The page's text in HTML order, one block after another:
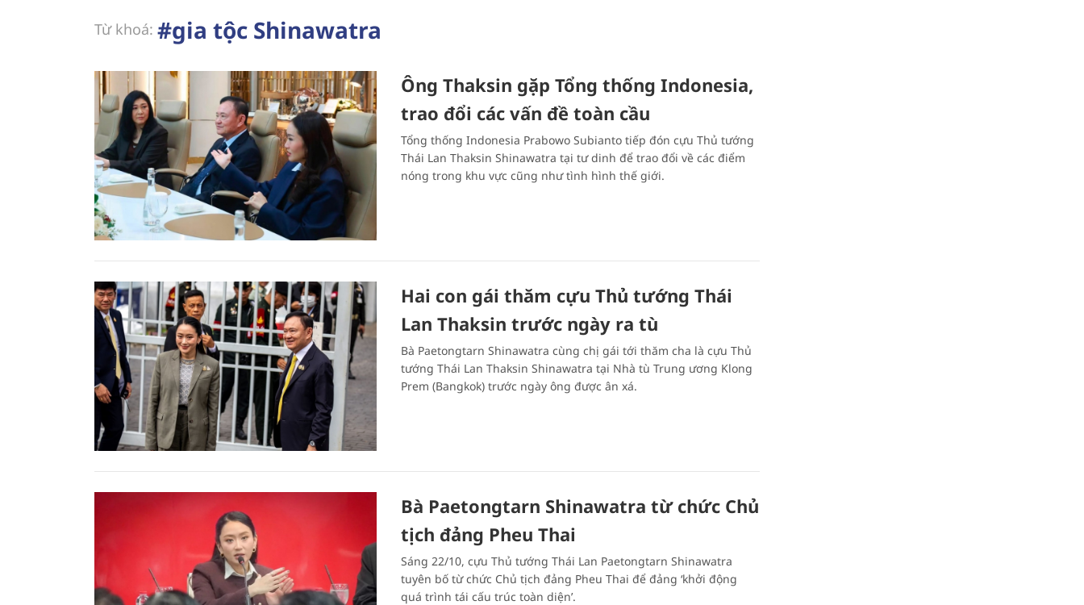
Từ khoá: #gia tộc Shinawatra
Ông Thaksin gặp Tổng thống Indonesia,
trao đổi các vấn đề toàn cầu
Tổng thống Indonesia Prabowo Subianto tiếp đón cựu Thủ tướng
Thái Lan Thaksin Shinawatra tại tư dinh để trao đổi về các điểm
nóng trong khu vực cũng như tình hình thế giới.
Hai con gái thăm cựu Thủ tướng Thái
Lan Thaksin trước ngày ra tù
Bà Paetongtarn Shinawatra cùng chị gái tới thăm cha là cựu Thủ
tướng Thái Lan Thaksin Shinawatra tại Nhà tù Trung ương Klong
Prem (Bangkok) trước ngày ông được ân xá.
Bà Paetongtarn Shinawatra từ chức Chủ
tịch đảng Pheu Thai
Sáng 22/10, cựu Thủ tướng Thái Lan Paetongtarn Shinawatra
tuyên bố từ chức Chủ tịch đảng Pheu Thai để đảng ‘khởi động
quá trình tái cấu trúc toàn diện’.